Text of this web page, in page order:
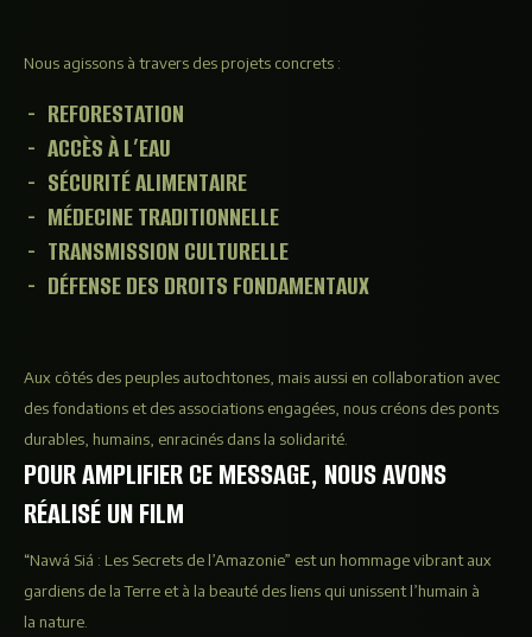
Nous agissons à travers des projets concrets :
REFORESTATION
ACCÈS À L’EAU
SÉCURITÉ ALIMENTAIRE
MÉDECINE TRADITIONNELLE
TRANSMISSION CULTURELLE
DÉFENSE DES DROITS FONDAMENTAUX
Aux côtés des peuples autochtones, mais aussi en collaboration avec
des fondations et des associations engagées, nous créons des ponts
durables, humains, enracinés dans la solidarité.
POUR AMPLIFIER CE MESSAGE, NOUS AVONS
RÉALISÉ UN FILM
“Nawá Siá : Les Secrets de l’Amazonie” est un hommage vibrant aux
gardiens de la Terre et à la beauté des liens qui unissent l’humain à
la nature.